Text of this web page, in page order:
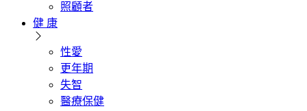
照顧者
健 康
性愛
更年期
失智
醫療保健